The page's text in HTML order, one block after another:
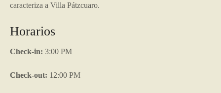
caracteriza a Villa Pátzcuaro.
Horarios
Check-in: 3:00 PM
Check-out: 12:00 PM